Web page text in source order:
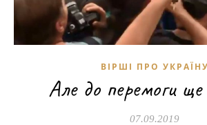
ВІРШІ ПРО УКРАЇНУ
Але до перемоги
07.09.2019